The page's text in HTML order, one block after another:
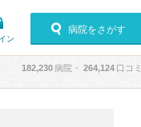
ン
病院をさがす
182,230病院・ 264,124 口コミ